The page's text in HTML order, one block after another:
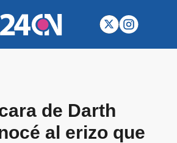
de Darth
al erizo que